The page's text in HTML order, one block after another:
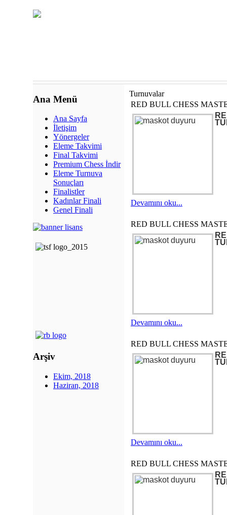
Ana Menü
Ana Sayfa
İletişim
Yönergeler
Eleme Takvimi
Final Takvimi
Premium Chess İndir
Eleme Turnuva
Sonuçları
Finalistler
Kadınlar Finali
Genel Finali
Arşiv
Ekim, 2018
Haziran, 2018
Turnuvalar
RED BULL CHESS
Devamını oku...
RED BULL CHESS
Devamını oku...
RED BULL CHESS
Devamını oku...
RED BULL CHESS